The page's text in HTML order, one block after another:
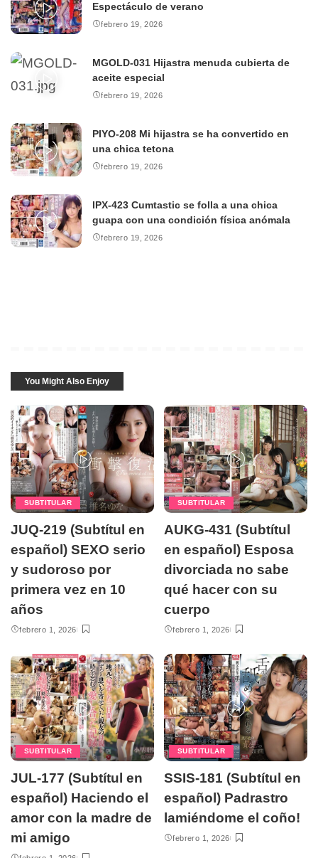
Espectáculo de verano
febrero 19, 2026
MGOLD-031 Hijastra menuda cubierta de
aceite especial
febrero 19, 2026
PIYO-208 Mi hijastra se ha convertido en
una chica tetona
febrero 19, 2026
IPX-423 Cumtastic se folla a una chica
guapa con una condición física anómala
febrero 19, 2026
You Might Also Enjoy
SUBTITULAR
JUQ-219 (Subtítul en
español) SEXO serio
y sudoroso por
primera vez en 10
años
febrero 1, 2026
SUBTITULAR
AUKG-431 (Subtítul
en español) Esposa
divorciada no sabe
qué hacer con su
cuerpo
febrero 1, 2026
SUBTITULAR
JUL-177 (Subtítul en
español) Haciendo el
amor con la madre de
mi amigo
SUBTITULAR
SSIS-181 (Subtítul en
español) Padrastro
lamiéndome el coño!
febrero 1, 2026